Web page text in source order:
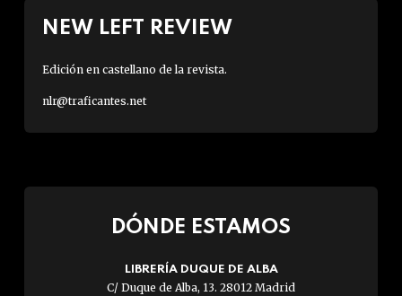
NEW LEFT REVIEW
Edición en castellano de la revista.
nlr@traficantes.net
DÓNDE ESTAMOS
LIBRERÍA DUQUE DE ALBA
C/ Duque de Alba, 13. 28012 Madrid